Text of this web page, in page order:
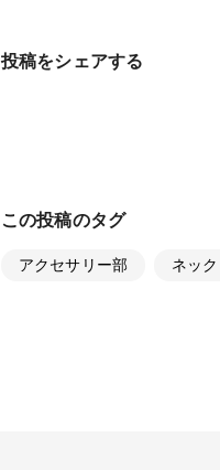
投稿をシェアする
この投稿のタグ
アクセサリー部 ネッ